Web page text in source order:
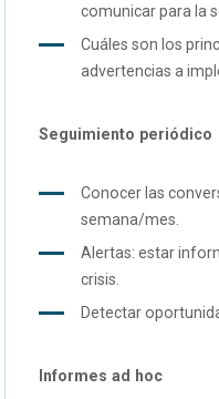
comunicar para la
Cuáles son los
advertencias a
Seguimiento periódico
Conocer las
semana/mes.
Alertas: estar
crisis.
Detectar
Informes ad hoc